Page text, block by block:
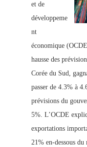
et de
développeme
nt
économique
hausse des
Corée du Sud,
passer de 4.3% à
prévisions du
5%. L’OCDE
exportations
21% en-dessous